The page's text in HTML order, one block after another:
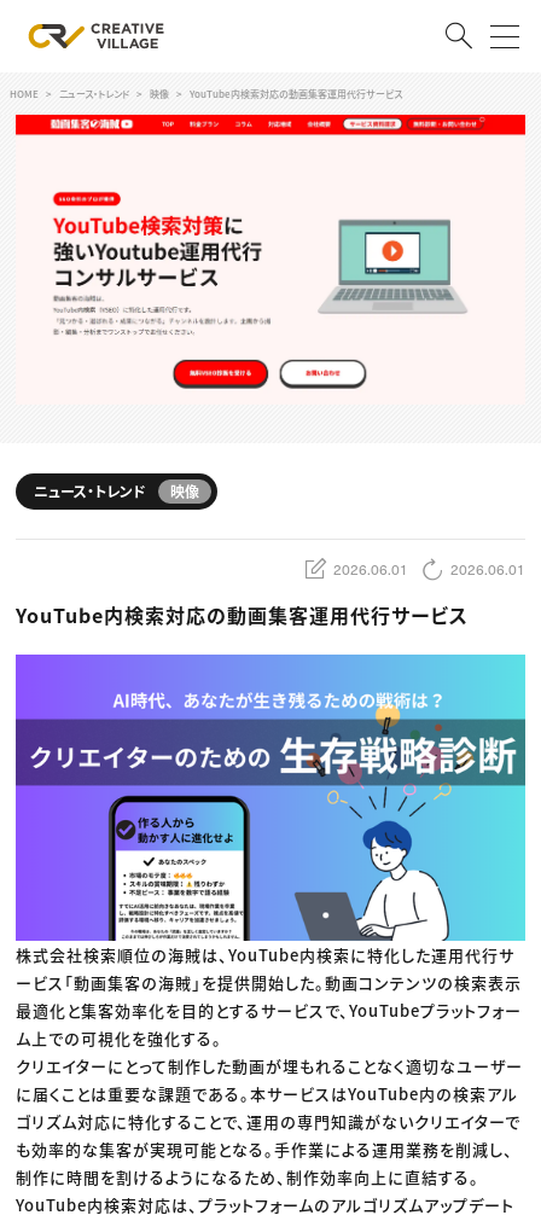
RECRUIT
クリエイター求人を探す
CREATIVE JOB求人検索
転職支援サービス
スキルアップしたい！ トップ
デザイン
動画配信・映像制作
ディレクション
業界解説・キャリア事情
TOP Creator’s コラム
TOP Creator’s コラム トップ
ゲームクリエイター
映像クリエイター
C＆R Magazine
ニュース・トレンド
映像
広告
出版
CREATIVE VILLAGEからのお知らせ
プロフェッショナル×つながる×メディア
HOME ニュース・トレンド 映像 YouTube内検索対応の動画集客運用代行サービス
ニュース・トレンド 映像
2026.06.01 2026.06.01
YouTube内検索対応の動画集客運用代行サービス
株式会社検索順位の海賊は、YouTube内検索に特化した運用代行サ
ービス「動画集客の海賊」を提供開始した。動画コンテンツの検索表示
最適化と集客効率化を目的とするサービスで、YouTubeプラットフォー
ム上での可視化を強化する。
クリエイターにとって制作した動画が埋もれることなく適切なユーザー
に届くことは重要な課題である。本サービスはYouTube内の検索アル
ゴリズム対応に特化することで、運用の専門知識がないクリエイターで
も効率的な集客が実現可能となる。手作業による運用業務を削減し、
制作に時間を割けるようになるため、制作効率向上に直結する。
YouTube内検索対応は、プラットフォームのアルゴリズムアップデート